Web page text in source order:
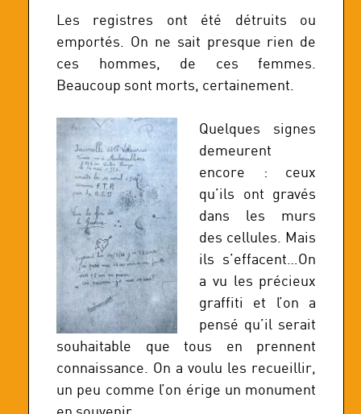
Les registres ont été détruits ou
emportés. On ne sait presque rien de
ces hommes, de ces femmes.
Beaucoup sont morts, certainement.
Quelques signes
demeurent
encore : ceux
qu’ils ont gravés
dans les murs
des cellules. Mais
ils s’effacent…On
a vu les précieux
graffiti et l’on a
pensé qu’il serait
souhaitable que tous en prennent
connaissance. On a voulu les recueillir,
un peu comme l’on érige un monument